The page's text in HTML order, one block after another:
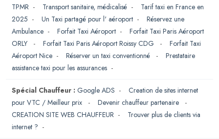
TPMR - Transport sanitaire, médicalisé - Tarif taxi en France en
2025 - Un Taxi partagé pour l' aéroport - Réservez une
Ambulance - Forfait Taxi Aéroport - Forfait Taxi Paris Aéroport
ORLY
- Forfait Taxi Paris Aéroport Roissy CDG - Forfait Taxi
Aéroport Nice - Réserver un taxi conventionné - Prestataire
assistance taxi pour les assurances -
Spécial Chauffeur : Google ADS - Creation de sites internet
pour VTC / Meilleur prix
- Devenir chauffeur partenaire
-
CREATION SITE WEB CHAUFFEUR - Trouver plus de clients via
internet ? -